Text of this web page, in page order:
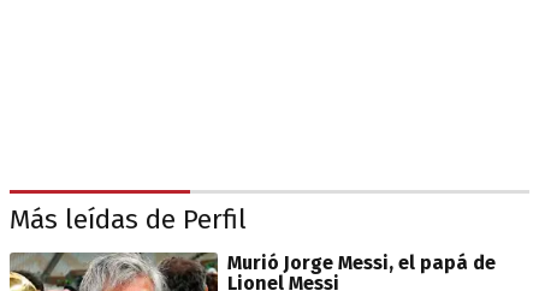
Más leídas de Perfil
Murió Jorge Messi, el papá de
Lionel Messi